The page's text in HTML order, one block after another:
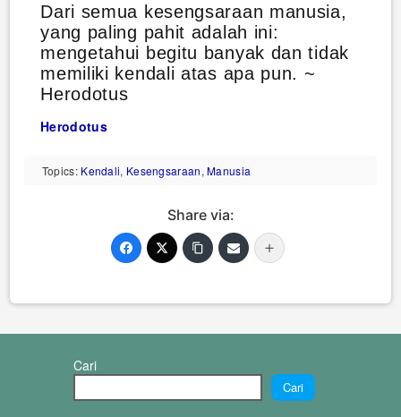
Dari semua kesengsaraan manusia,
yang paling pahit adalah ini:
mengetahui begitu banyak dan tidak
memiliki kendali atas apa pun. ~
Herodotus
Herodotus
Topics: Kendali, Kesengsaraan,Manusia
Share via:
Cari
Cari